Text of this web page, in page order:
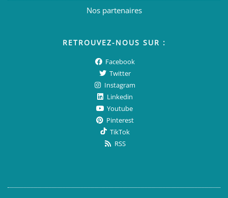
Nos partenaires
RETROUVEZ-NOUS SUR :
Facebook
Twitter
Instagram
Linkedin
Youtube
Pinterest
TikTok
RSS